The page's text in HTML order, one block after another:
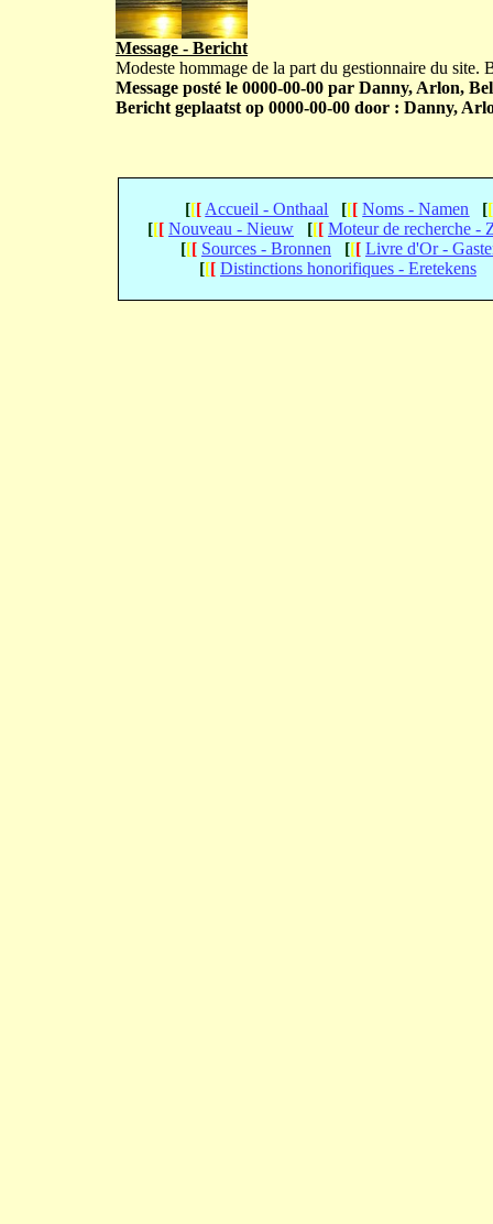
Message - Bericht
Modeste hommage de la part du gestionnaire du site.
Message posté le 0000-00-00 par Danny, Arlon,
Bericht geplaatst op 0000-00-00 door : Danny,
[[[ Accueil - Onthaal [[[ Noms - Namen [[
[[[ Nouveau - Nieuw [[[ Moteur de recherche -
[[[ Sources - Bronnen [[[ Livre d'Or -
[[[ Distinctions honorifiques - Eretekens